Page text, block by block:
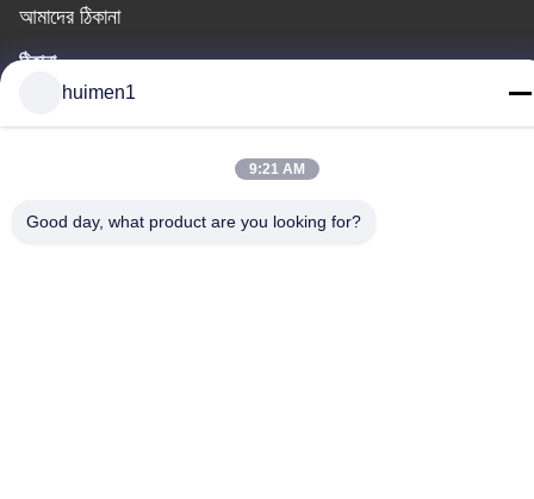
আমাদের ঠিকানা
ঠিকানা
নং ১-৩, শুইনিপু স্ট্রিট, ইয়ংজিং গ্রাম, বাইয়ুন জেলা, গুয়াংজু শহর, গুয়াংডং প্রদেশ, চীন
huimen1
9:21 AM
Good day, what product are you looking for?